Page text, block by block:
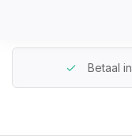
Betaal in